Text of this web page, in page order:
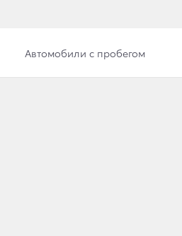
Автомобили с пробегом